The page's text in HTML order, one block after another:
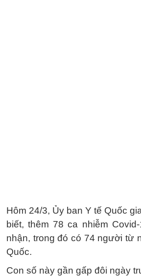
Hôm 24/3, Ủy ban Y tế Quốc
biết, thêm 78 ca nhiễm
nhận, trong đó có 74 người từ
Quốc.
Con số này gần gấp đôi ngày